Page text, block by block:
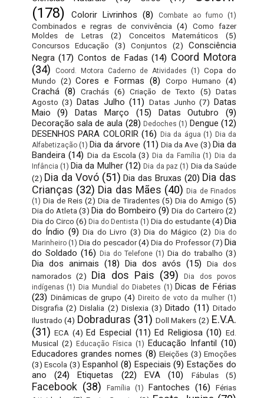
(178)
Colorir Livrinhos (8) Combate ao fumo (1)
Combinados e regras de convivência (4)
Como fazer
Moldes de Letras
(2) Conceitos Matemáticos
(5)
Concursos Educação
(3) Conjuntos (2)
Consciência
Negra (17) Contos de Fadas (14) Coord Motora
(34)
Coord. Motora Caderno de Atividades (1) Copa do
Mundo (2) Cores e Formas (8) Corpo Humano (4)
Crachá (8) Crachás (6) Criação de Texto (5) Datas
Agosto (3) Datas Julho (11) Datas Junho (7) Datas
Maio
(9) Datas Março (15) Datas Outubro
(9)
Decoração sala de aula (28) Dedoches (1) Dengue (12)
DESENHOS PARA COLORIR (16) Dia da água (1) Dia da
Alfabetização (1) Dia da árvore (11) Dia da Ave (3) Dia da
Bandeira (14) Dia da Escola (3) Dia da Família (1) Dia da
Infância (1) Dia da Mulher (12) Dia da paz (1) Dia da Saúde
(2) Dia da Vovó (51) Dia das Bruxas (20) Dia das
Crianças (32) Dia das Mães (40) Dia de Finados
(1) Dia de Reis (2) Dia de Tiradentes (5) Dia do Amigo (5)
Dia do Atleta (3) Dia do Bombeiro (9) Dia do Carteiro (2)
Dia do Circo (6) Dia do Dentista (1) Dia do estudante(4) Dia
do Índio (9) Dia do Livro (3) Dia do Mágico (2)
Dia do
Marinheiro (1) Dia do pescador (4) Dia do Professor (7) Dia
do Soldado (16) Dia do Telefone (1) Dia do trabalho (3)
Dia dos animais (18) Dia dos avós (15)
Dia dos
namorados (2) Dia dos Pais (39)
Dia dos povos
indígenas (1) Dia Mundial do Diabetes (1) Dicas de Férias
(23) Dinâmicas de grupo (4) Direito de voto da mulher (1)
Disgrafia (2) Dislalia (2) Dislexia (3) Ditado (11) Ditado
Ilustrado (4) Dobraduras (31) Doll Makers (2) E.V.A.
(31) ECA (4) Ed Especial (11) Ed Religiosa (10) Ed.
Musical (2) Educação Física (1) Educação Infantil (10)
Educadores grandes nomes (8) Eleições (3) Emoções
(3) Escola (3) Espanhol (8) Especiais (9) Estações do
ano
(24) Etiquetas (22) EVA (10) Fábulas (5)
Facebook (38) Família (1) Fantoches (16)
Férias